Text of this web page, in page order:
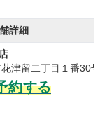
詳細
津留二丁目１番30号
約する